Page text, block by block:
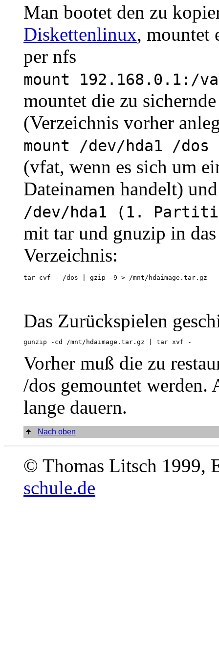
Man bootet den zu
Diskettenlinux, mountet
per nfs
mount 192.168.0.1:/
mountet die zu
(Verzeichnis vorher
mount /dev/hda1 /
(vfat, wenn es sich um
Dateinamen handelt)
/dev/hda1 (1.
mit tar und gnuzip in
Verzeichnis:
tar cvf - /dos | gzip -9 > /mnt/hdaimage.tar.gz
Das Zurückspielen
gunzip -cd /mnt/hdaimage.tar.gz | tar xvf -
Vorher muß die zu
/dos gemountet werden.
lange dauern.
Nach oben
© Thomas Litsch 1999,
schule.de